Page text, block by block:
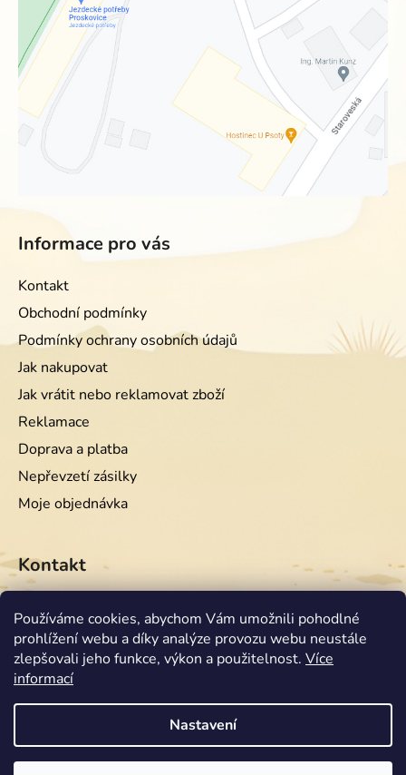
Používáme cookies, abychom Vám umožnili pohodlné
prohlížení webu a díky analýze provozu webu neustále
zlepšovali jeho funkce, výkon a použitelnost. Více
informací
Nastavení
Informace pro vás
Kontakt
Obchodní podmínky
Podmínky ochrany osobních údajů
Jak nakupovat
Jak vrátit nebo reklamovat zboží
Reklamace
Doprava a platba
Nepřevzetí zásilky
Moje objednávka
Kontakt
info @equiwest.cz
+420724001554